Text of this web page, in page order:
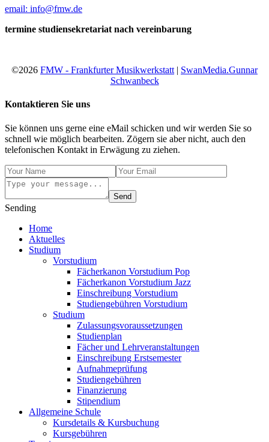
email: info@fmw.de
termine studiensekretariat nach vereinbarung
©2026 FMW - Frankfurter Musikwerkstatt | SwanMedia.Gunnar
Schwanbeck
Kontaktieren Sie uns
Sie können uns gerne eine eMail schicken und wir werden Sie so
schnell wie möglich bearbeiten. Zögern sie aber nicht, auch den
telefonischen Kontakt in Erwägung zu ziehen.
Send
Sending
Home
Aktuelles
Studium
Vorstudium
Fächerkanon Vorstudium Pop
Fächerkanon Vorstudium Jazz
Einschreibung Vorstudium
Studiengebühren Vorstudium
Studium
Zulassungsvoraussetzungen
Studienplan
Fächer und Lehrveranstaltungen
Einschreibung Erstsemester
Aufnahmeprüfung
Studiengebühren
Finanzierung
Stipendium
Allgemeine Schule
Kursdetails & Kursbuchung
Kursgebühren